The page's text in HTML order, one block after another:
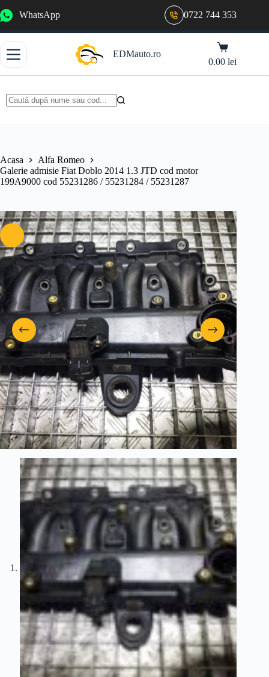
la
WhatsApp 0722 744 353
EDMauto.ro
Coș
de
cumpărături
0.00lei
Acasa
Alfa Romeo
Galerie admisie Fiat Doblo 2014 1.3 JTD cod motor
199A9000 cod 55231286 / 55231284 / 55231287